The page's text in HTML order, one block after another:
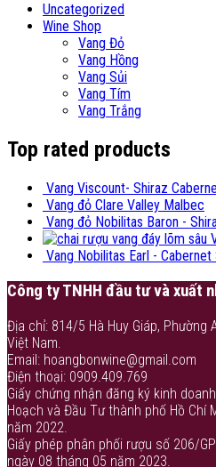
Uncategorized
Wine Shop
Vang Đỏ
Vang Hồng
Vang Sủi
Vang Tím
Vang Trắng
Top rated products
Vang Viscount- Shiraz
Vang đỏ Clare Valley Malbec
Vang đỏ Nobilitas Baron -
Vang Nobilitas Earl - Cabernet
Công ty TNHH đầu tư và xuất
Địa chỉ: 814/5 Hà Huy Giáp, Phường
Việt Nam.
Email: hoangbonwine@gmail.com
Điện thoại: 0909.409.769
Giấy chứng nhận đăng ký kinh
Hoạch và Đầu Tư thành phố Hồ Chí
năm 2022.
Giấy phép phân phối rượu số 206/
ngày 08 tháng 05 năm 2023.